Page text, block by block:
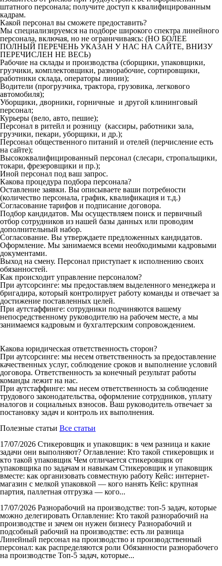
штатного персонала; получите доступ к квалифицированным
кадрам.
Какой персонал вы сможете предоставить?
Мы специализируемся на подборе широкого спектра линейного
персонала, включая, но не ограничиваясь: (НО БОЛЕЕ
ПОЛНЫЙ ПЕРЕЧЕНЬ УКАЗАН У НАС НА САЙТЕ, ВНИЗУ
ПЕРЕЧИСЛЕН НЕ ВЕСЬ)
Рабочие на склады и производства (сборщики, упаковщики,
грузчики, комплектовщики, разнорабочие, сортировщики,
работники склада, операторы линии);
Водители (прогрузчика, трактора, грузовика, легкового
автомобиля);
Уборщики, дворники, горничные и другой клининговый
персонал;
Курьеры (вело, авто, пешие);
Персонал в ритейл и розницу (кассиры, работники зала,
грузчики, пекари, уборщики, и др.);
Персонал общественного питаний и отелей (перчисление есть
на сайте);
Высококвалифицированный персонал (слесари, стропальщики,
токари, фрезеровщики и пр.);
Иной персонал под ваш запрос.
Какова процедура подбора персонала?
Оставление заявки. Вы описываете ваши потребности
(количество персонала, график, квалификация и т.д.)
Согласование тарифов и подписание договора.
Подбор кандидатов. Мы осуществляем поиск и первичный
отбор сотрудников из нашей базы данных или проводим
дополнительный набор.
Согласование. Вы утверждаете предложенных кандидатов.
Оформление. Мы занимаемся всеми необходимыми кадровыми
документами.
Выход на смену. Персонал приступает к исполнению своих
обязанностей.
Как происходит управление персоналом?
При аутсорсинге: мы предоставляем выделенного менеджера и
бригадира, который контролирует работу команды и отвечает за
достижение поставленных целей.
При аутстаффинге: сотрудники подчиняются вашему
непосредственному руководителю на рабочем месте, а мы
занимаемся кадровым и бухгалтерским сопровождением.
Какова юридическая ответственность сторон?
При аутсорсинге: мы несем ответственность за предоставление
качественных услуг, соблюдение сроков и выполнение условий
договора. Ответственность за конечный результат работы
команды лежит на нас.
При аутстаффинге: мы несем ответственность за соблюдение
трудового законодательства, оформление сотрудников, уплату
налогов и социальных взносов. Ваш руководитель отвечает за
постановку задач и контроль их выполнения.
Полезные статьи Все статьи
17/07/2026 Стикеровщик и упаковщик: в чем разница и какие
задачи они выполняют? Оглавление: Кто такой стикеровщик и
кто такой упаковщик Чем отличается стикеровщик от
упаковщика по задачам и навыкам Стикеровщик и упаковщик
вместе: как организовать совместную работу Кейс: интернет-
магазин с мелкой упаковкой — кого нанять Кейс: крупная
партия, паллетная отгрузка — кого...
17/07/2026 Разнорабочий на производстве: топ-5 задач, которые
можно делегировать Оглавление: Кто такой разнорабочий на
производстве и зачем он нужен бизнесу Разнорабочий и
подсобный рабочий на производстве: есть ли разница
Линейный персонал на производство и производственный
персонал: как распределяются роли Обязанности разнорабочего
на производстве Топ-5 задач, которые...